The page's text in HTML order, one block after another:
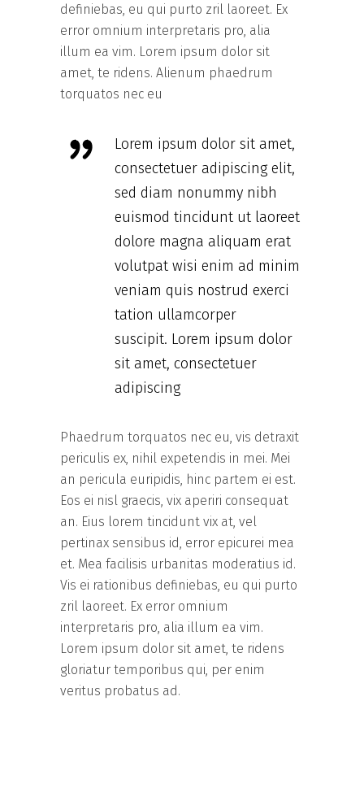
definiebas, eu qui purto zril laoreet. Ex
error omnium interpretaris pro, alia
illum ea vim. Lorem ipsum dolor sit
amet, te ridens. Alienum phaedrum
torquatos nec eu
Lorem ipsum dolor sit amet,
consectetuer adipiscing elit,
sed diam nonummy nibh
euismod tincidunt ut laoreet
dolore magna aliquam erat
volutpat wisi enim ad minim
veniam quis nostrud exerci
tation ullamcorper
suscipit. Lorem ipsum dolor
sit amet, consectetuer
adipiscing
Phaedrum torquatos nec eu, vis detraxit
periculis ex, nihil expetendis in mei. Mei
an pericula euripidis, hinc partem ei est.
Eos ei nisl graecis, vix aperiri consequat
an. Eius lorem tincidunt vix at, vel
pertinax sensibus id, error epicurei mea
et. Mea facilisis urbanitas moderatius id.
Vis ei rationibus definiebas, eu qui purto
zril laoreet. Ex error omnium
interpretaris pro, alia illum ea vim.
Lorem ipsum dolor sit amet, te ridens
gloriatur temporibus qui, per enim
veritus probatus ad.